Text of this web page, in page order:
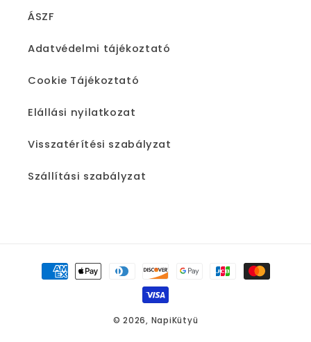
ÁSZF
Adatvédelmi tájékoztató
Cookie Tájékoztató
Elállási nyilatkozat
Visszatérítési szabályzat
Szállítási szabályzat
Fizetési
módok
© 2026, NapiKütyü